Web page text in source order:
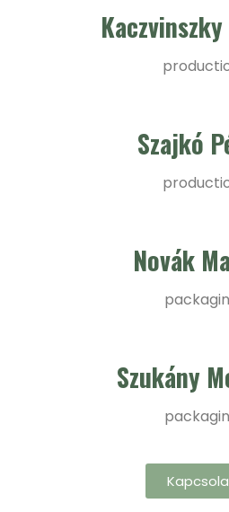
Szajkó
Novák
Szukány